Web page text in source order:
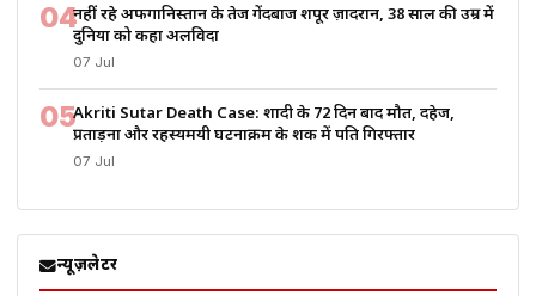
04नहीं रहे अफगानिस्तान के तेज गेंदबाज शपूर ज़ादरान, 38 साल की उम्र में
दुनिया को कहा अलविदा
07 Jul
05Akriti Sutar Death Case: शादी के 72 दिन बाद मौत, दहेज,
प्रताड़ना और रहस्यमयी घटनाक्रम के शक में पति गिरफ्तार
07 Jul
न्यूज़लेटर